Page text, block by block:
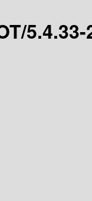
5.4.33-